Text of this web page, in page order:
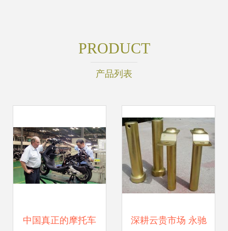
PRODUCT
产品列表
中国真正的摩托车 深耕云贵市场 永驰